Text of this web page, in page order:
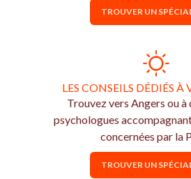
TROUVER UN
LES CONSEILS DÉDIÉS À
Trouvez vers Angers ou à
psychologues
concernées par la
TROUVER UN